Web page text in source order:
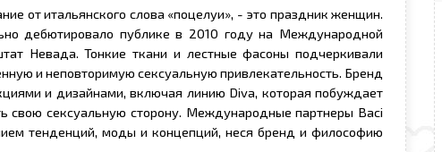
от итальянского слова «поцелуи», - это праздник женщин.
дебютировало публике в 2010 году на Международной
Невада. Тонкие ткани и лестные фасоны подчеркивали
и неповторимую сексуальную привлекательность. Бренд
и дизайнами, включая линию Diva, которая побуждает
свою сексуальную сторону. Международные партнеры Baci
тенденций, моды и концепций, неся бренд и философию